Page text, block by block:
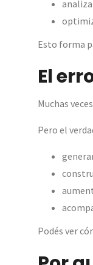
Esto forma
El
Muchas
Pero el
Podés ver